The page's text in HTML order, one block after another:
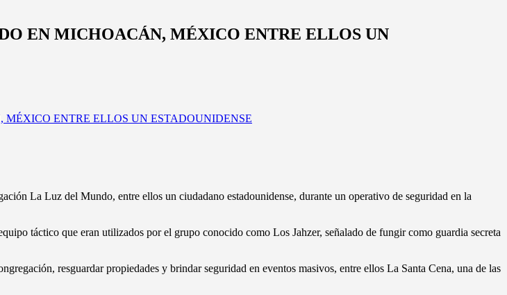
EN MICHOACÁN, MÉXICO ENTRE ELLOS UN
La Luz del Mundo, entre ellos un ciudadano estadounidense, durante un operativo de seguridad en la
táctico que eran utilizados por el grupo conocido como Los Jahzer, señalado de fungir como guardia secreta
resguardar propiedades y brindar seguridad en eventos masivos, entre ellos La Santa Cena, una de las